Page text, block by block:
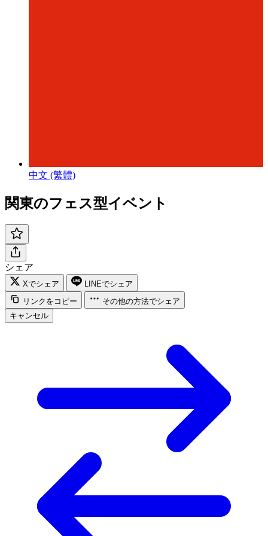
中文 (繁體)
関東のフェス型イベント
シェア
Xでシェア
LINEでシェア
リンクをコピー
その他の方法でシェア
キャンセル